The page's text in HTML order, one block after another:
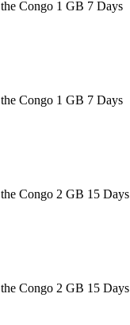
Congo 1 GB 7 Days
Congo 1 GB 7 Days
Congo 2 GB 15 Days
Congo 2 GB 15 Days